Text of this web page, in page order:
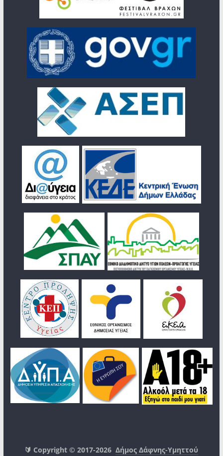
🔰 Copyright © 2017-2026Δήμος Δάφνης-Υμηττού